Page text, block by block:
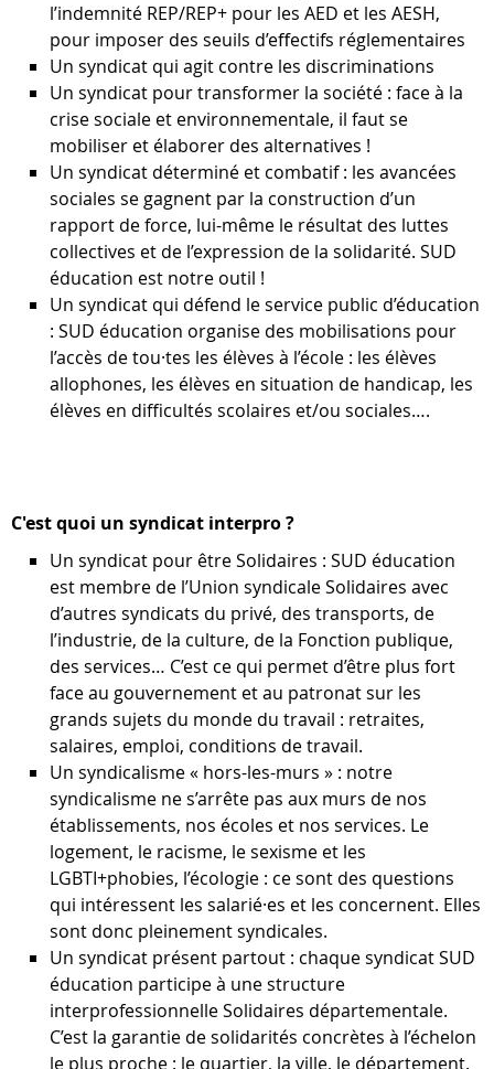
l’indemnité REP/REP+ pour les AED et les AESH,
pour imposer des seuils d’eﬀectifs réglementaires
Un syndicat qui agit contre les discriminations
Un syndicat pour transformer la société : face à la
crise sociale et environnementale, il faut se
mobiliser et élaborer des alternatives !
Un syndicat déterminé et combatif : les avancées
sociales se gagnent par la construction d’un
rapport de force, lui-même le résultat des luttes
collectives et de l’expression de la solidarité. SUD
éducation est notre outil !
Un syndicat qui défend le service public d’éducation
: SUD éducation organise des mobilisations pour
l’accès de tou·tes les élèves à l’école : les élèves
allophones, les élèves en situation de handicap, les
élèves en diﬃcultés scolaires et/ou sociales….
C'est quoi un syndicat interpro ?
Un syndicat pour être Solidaires : SUD éducation
est membre de l’Union syndicale Solidaires avec
d’autres syndicats du privé, des transports, de
l’industrie, de la culture, de la Fonction publique,
des services… C’est ce qui permet d’être plus fort
face au gouvernement et au patronat sur les
grands sujets du monde du travail : retraites,
salaires, emploi, conditions de travail.
Un syndicalisme « hors-les-murs » : notre
syndicalisme ne s’arrête pas aux murs de nos
établissements, nos écoles et nos services. Le
logement, le racisme, le sexisme et les
LGBTI+phobies, l’écologie : ce sont des questions
qui intéressent les salarié·es et les concernent. Elles
sont donc pleinement syndicales.
Un syndicat présent partout : chaque syndicat SUD
éducation participe à une structure
interprofessionnelle Solidaires départementale.
C’est la garantie de solidarités concrètes à l’échelon
le plus proche : le quartier, la ville, le département.